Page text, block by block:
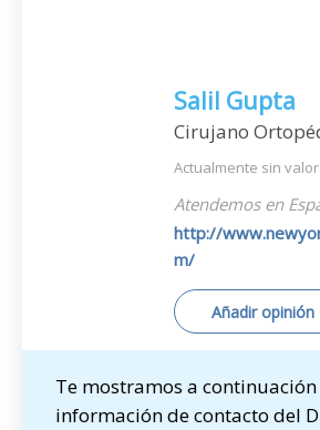
Salil Gupta
Cirujano
Actualmente sin
Atendemos en
http://
m/
Añadir opinión
Te mostramos a
información de contacto del